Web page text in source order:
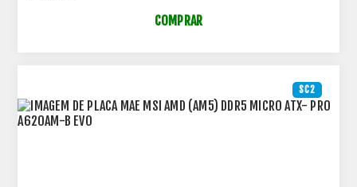
COMPRAR
SC2